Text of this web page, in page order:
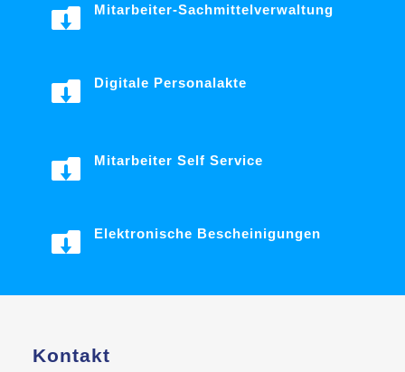
 Mitarbeiter-Sachmittelverwaltung
 Digitale Personalakte
 Mitarbeiter Self Service
 Elektronische Bescheinigungen
Kontakt